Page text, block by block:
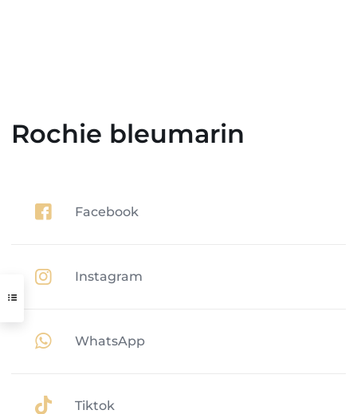
Rochie bleumarin
Facebook
Instagram
WhatsApp
Tiktok